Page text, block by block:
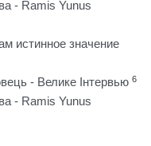
- Ramis Yunus
истинное значение
- Велике Інтервью 6
- Ramis Yunus